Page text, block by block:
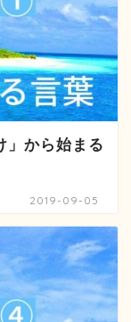
から始まる
2019-09-05